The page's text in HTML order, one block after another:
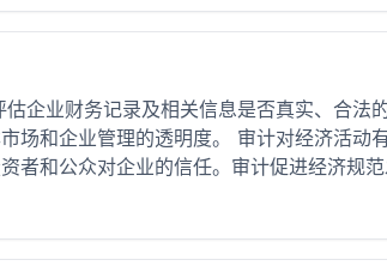
企业财务记录及相关信息是否真实、合法
场和企业管理的透明度。 审计对经济活动
者和公众对企业的信任。审计促进经济规